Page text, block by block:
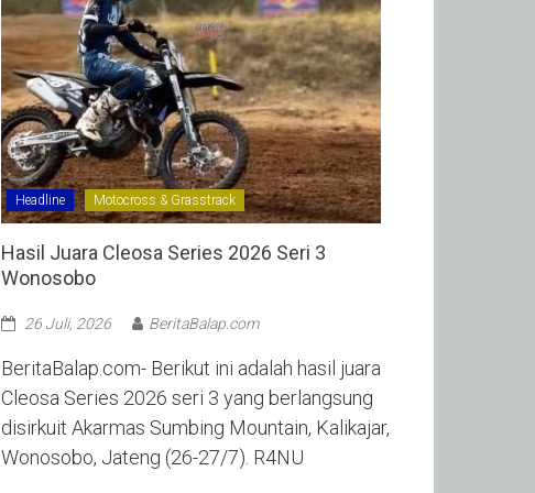
Headline Motocross & Grasstrack
Hasil Juara Cleosa Series 2026 Seri 3
Wonosobo ‎
26 Juli, 2026 BeritaBalap.com
BeritaBalap.com- Berikut ini adalah hasil juara
Cleosa Series 2026 seri 3 yang berlangsung
disirkuit Akarmas Sumbing Mountain, Kalikajar,
Wonosobo, Jateng (26-27/7). R4NU